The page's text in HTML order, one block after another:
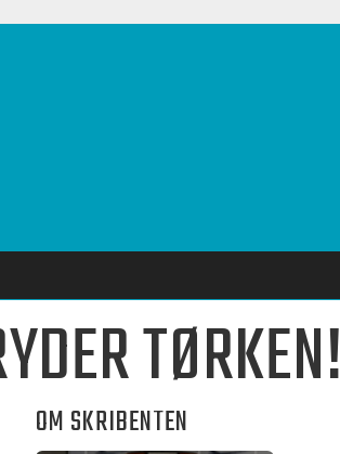
TØRKEN!
OM SKRIBENTEN